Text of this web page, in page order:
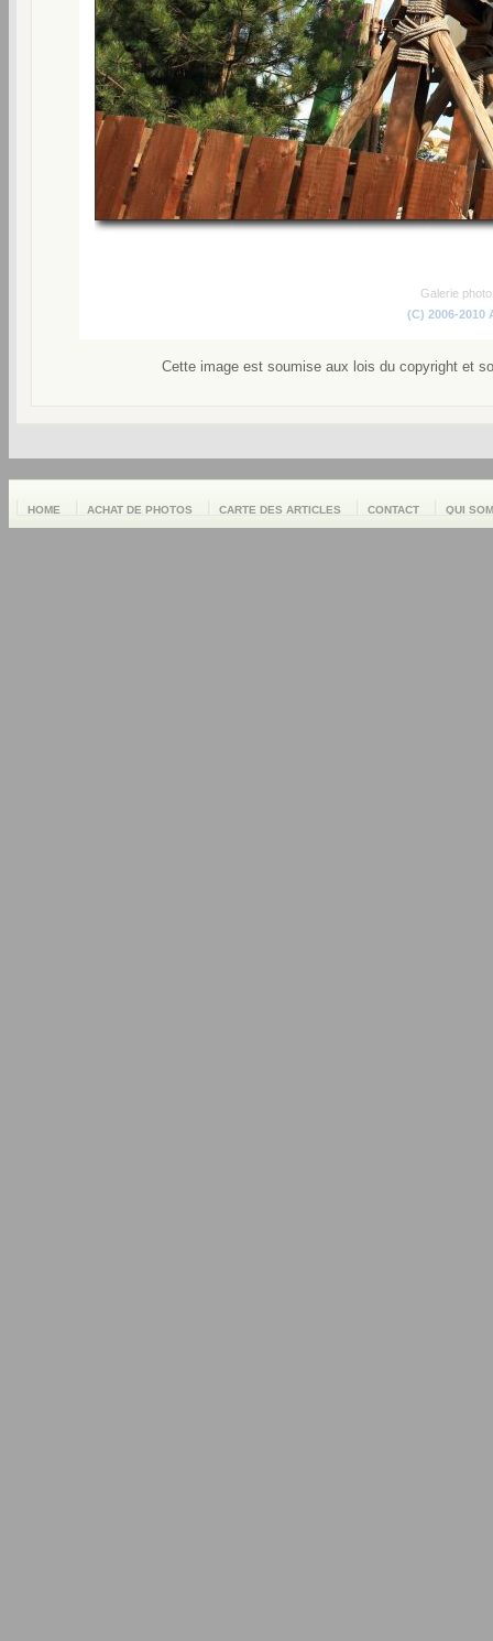
Galerie
(C) 2006-2010
Cette image est soumise aux lois du copyright et
HOME ACHAT DE PHOTOS CARTE DES ARTICLES CONTACT QUI